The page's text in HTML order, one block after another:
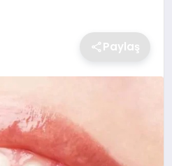
Paylaş